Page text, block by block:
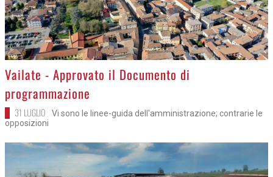
>
Vailate - Approvato il Documento di
programmazione
31 LUGLIO
Vi sono le linee-guida dell'amministrazione; contrarie le
opposizioni